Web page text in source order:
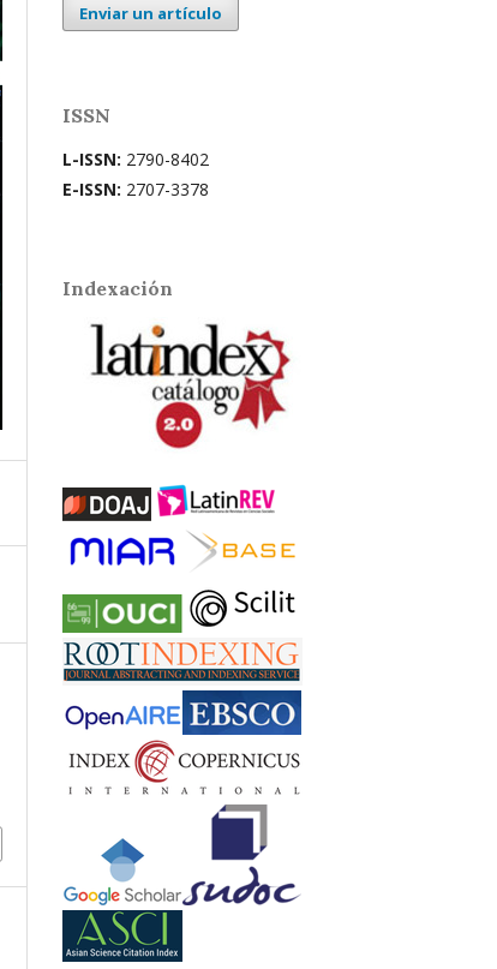
Enviar un artículo
ISSN
L-ISSN: 2790-8402
E-ISSN: 2707-3378
Indexación